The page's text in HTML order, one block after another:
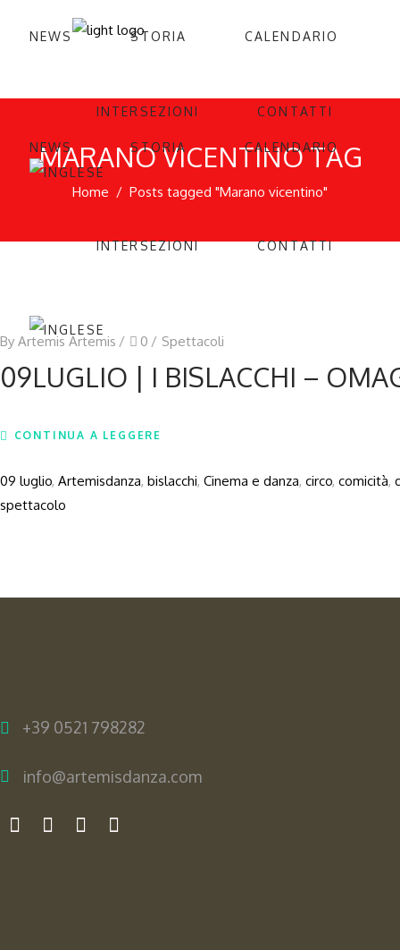
NEWS STORIA CALENDARIO
INTERSEZIONI CONTATTI
NEWS STORIA CALENDARIO
INTERSEZIONI CONTATTI
MARANO VICENTINO TAG
Home / Posts tagged "Marano vicentino"
By Artemis Artemis 0 Spettacoli
09LUGLIO | I BISLACCHI –
CONTINUA A LEGGERE
09 luglio, Artemisdanza, bislacchi, Cinema e danza, circo, comicità,
spettacolo
+39 0521 798282
info@artemisdanza.com